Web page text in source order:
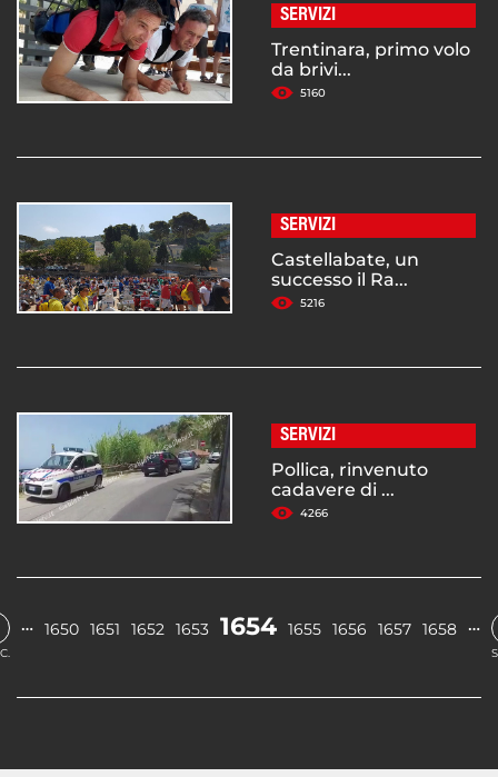
SERVIZI
Trentinara, primo volo
da brivi...
5160
SERVIZI
Castellabate, un
successo il Ra...
5216
SERVIZI
Pollica, rinvenuto
cadavere di ...
4266
… 1650 1651 1652 1653 1654 1655 1656 1657 1658 …